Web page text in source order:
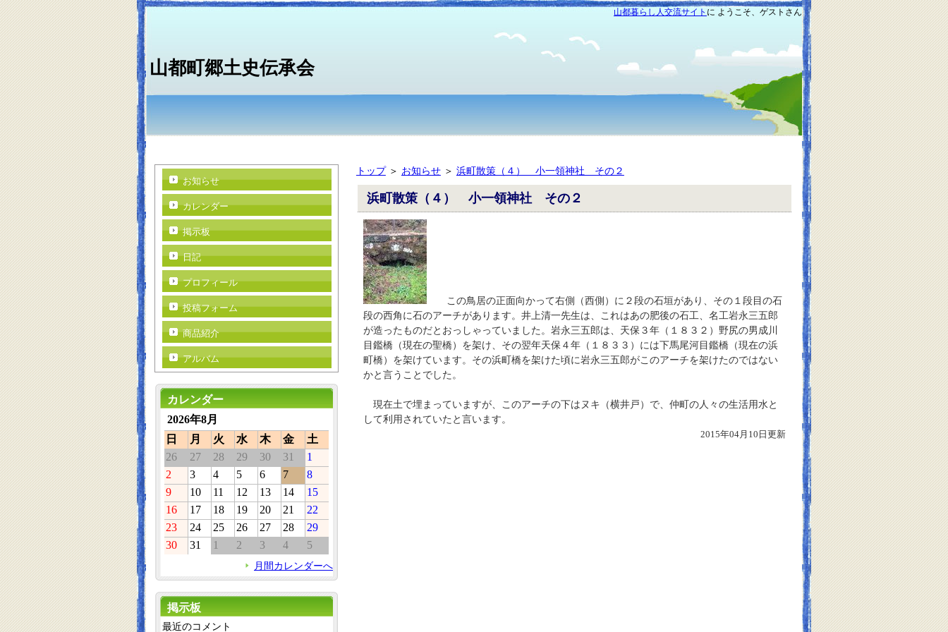
山都暮らし人交流サイト に ようこそ、ゲストさん
山都町郷土史伝承会
トップ＞ お知らせ＞ 浜町散策（４） 小一領神社 その２
浜町散策（４） 小一領神社 その２
この鳥居の正面向かって右側（西側）に２段の石垣があり、その１段目の石
段の西角に石のアーチがあります。井上清一先生は、これはあの肥後の石工、名工岩永三五郎
が造ったものだとおっしゃっていました。岩永三五郎は、天保３年（１８３２）野尻の男成川
目鑑橋（現在の聖橋）を架け、その翌年天保４年（１８３３）には下馬尾河目鑑橋（現在の浜
町橋）を架けています。その浜町橋を架けた頃に岩永三五郎がこのアーチを架けたのではない
かと言うことでした。
現在土で埋まっていますが、このアーチの下はヌキ（横井戸）で、仲町の人々の生活用水と
して利用されていたと言います。
2015年04月10日更新
お知らせ
カレンダー
掲示板
日記
プロフィール
投稿フォーム
商品紹介
アルバム
カレンダー
2026年8月
日
月 火 水 木 金
土
26
27 28 29 30 31
1
2
3 4 5 6 7
8
9
10 11 12 13 14
15
16
17 18 19 20 21
22
23
24 25 26 27 28
29
30
31 1 2 3 4 5
月間カレンダーへ
掲示板
最近のコメント